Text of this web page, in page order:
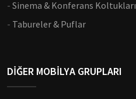
- Sinema & Konferans Koltukları
- Tabureler & Puflar
DİĞER MOBİLYA GRUPLARI